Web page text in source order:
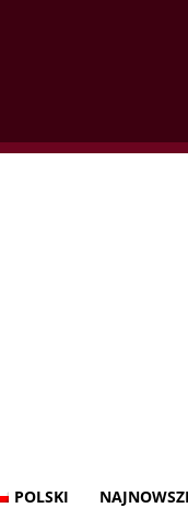
POLSKI